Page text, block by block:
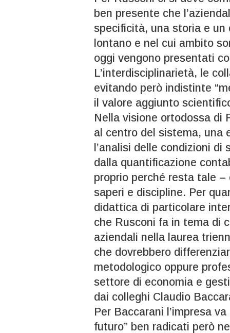
ben presente che
specificità, una storia e un
lontano e nel cui ambito
oggi vengono presentati
L’interdisciplinarietà, le
evitando però indistinte
il valore aggiunto
Nella visione ortodossa di
al centro del sistema, una
l’analisi delle condizioni di
dalla quantificazione
proprio perché resta tale
saperi e discipline. Per
didattica di particolare
che Rusconi fa in tema di
aziendali nella laurea
che dovrebbero
metodologico oppure
settore di economia e
dai colleghi Claudio
Per Baccarani l’impresa
futuro” ben radicati però